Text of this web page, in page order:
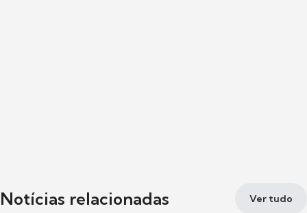
Notícias relacionadas Ver tudo